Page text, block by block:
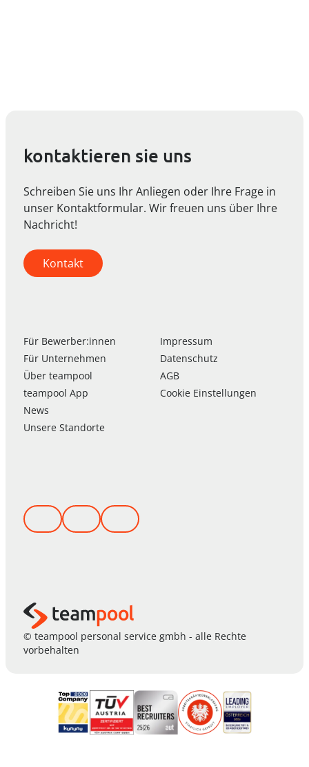
kontaktieren sie uns
Schreiben Sie uns Ihr Anliegen oder Ihre Frage in
unser Kontaktformular. Wir freuen uns über Ihre
Nachricht!
Kontakt
Für Bewerber:innen
Für Unternehmen
Überteampool
teampool App
News
Unsere Standorte
Impressum
Datenschutz
AGB
Cookie Einstellungen
© teampool personal service gmbh - alle Rechte
vorbehalten